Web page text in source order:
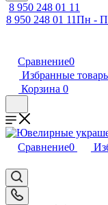
8 950 248 01 11
8 950 248 01 11Пн -
Сравнение0
Избранные
Корзина 0
Сравнение0